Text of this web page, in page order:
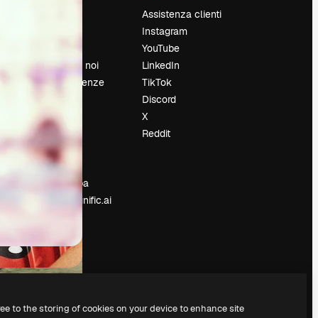
Lavora con noi
Cerca tendenze
Eventi
Slidesgo
Vendi i tuoi
contenuti
Sala stampa
Cerchi magnific.ai
Assistenza clienti
Instagram
YouTube
LinkedIn
TikTok
Discord
X
Reddit
to the storing of cookies on your device to enhance site